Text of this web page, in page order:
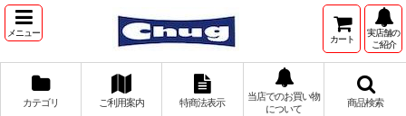
メニュー
カート
実店舗の
ご紹介
カテゴリ ご利用案内 特商法表示
当店でのお買い物
について
商品検索